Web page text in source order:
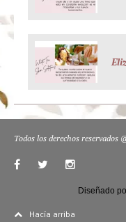
Todos los derechos reservados
Diseñado
Hacía arriba